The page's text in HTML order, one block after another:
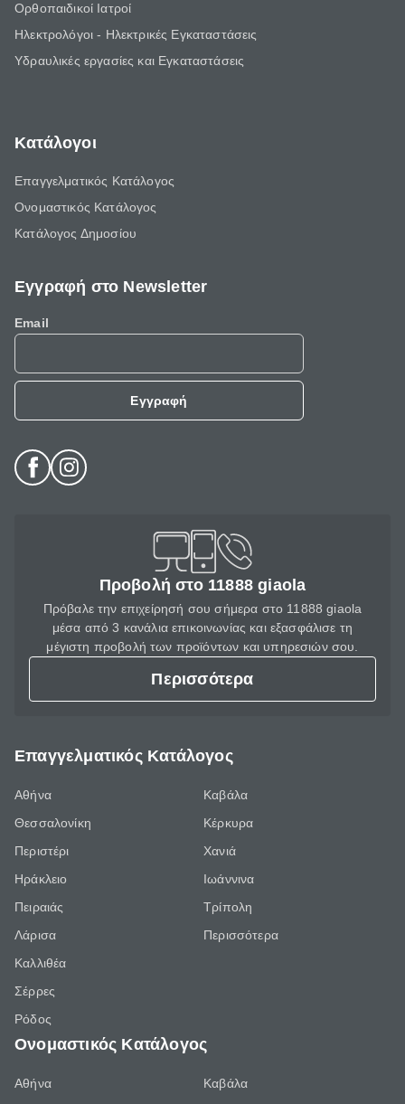
Ορθοπαιδικοί Ιατροί
Ηλεκτρολόγοι - Ηλεκτρικές Εγκαταστάσεις
Υδραυλικές εργασίες και Εγκαταστάσεις
Κατάλογοι
Επαγγελματικός Κατάλογος
Ονομαστικός Κατάλογος
Κατάλογος Δημοσίου
Εγγραφή στο Newsletter
Email
Εγγραφή
Προβολή στο 11888 giaola
Πρόβαλε την επιχείρησή σου σήμερα στο 11888 giaola
μέσα από 3 κανάλια επικοινωνίας και εξασφάλισε τη
μέγιστη προβολή των προϊόντων και υπηρεσιών σου.
Περισσότερα
Επαγγελματικός Κατάλογος
Αθήνα
Θεσσαλονίκη
Περιστέρι
Ηράκλειο
Πειραιάς
Λάρισα
Καλλιθέα
Σέρρες
Ρόδος
Καβάλα
Κέρκυρα
Χανιά
Ιωάννινα
Τρίπολη
Περισσότερα
Ονομαστικός Κατάλογος
Αθήνα Καβάλα